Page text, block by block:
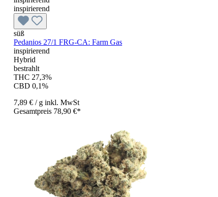
inspirierend
süß
Pedanios 27/1 FRG-CA: Farm Gas
inspirierend
Hybrid
bestrahlt
THC 27,3%
CBD 0,1%
7,89 € / g inkl. MwSt
Gesamtpreis 78,90 €*